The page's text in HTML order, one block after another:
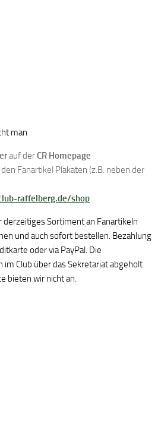
man
auf derCR Homepage
Fanartikel Plakaten (z.B. neben der
raffelberg.de/shop
Sortiment an Fanartikeln
und auch sofort bestellen. Bezahlung
oder via PayPal. Die
im Club über das Sekretariat abgeholt
bieten wir nicht an.